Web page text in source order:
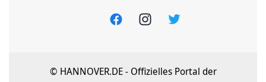
© HANNOVER.DE - Offizielles Portal der